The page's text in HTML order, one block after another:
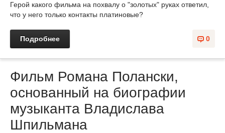
Герой какого фильма на похвалу о "золотых" руках ответил,
что у него только контакты платиновые?
0
Подробнее
Фильм Романа Полански,
основанный на биографии
музыканта Владислава
Шпильмана